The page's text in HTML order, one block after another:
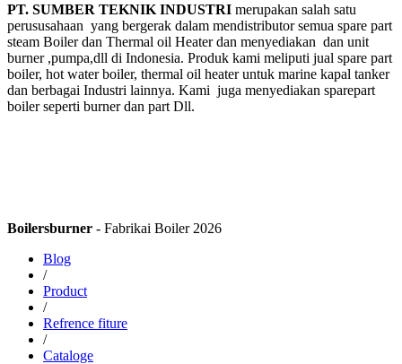
PT. SUMBER TEKNIK INDUSTRI merupakan salah satu
perususahaan yang bergerak dalam mendistributor semua spare part
steam Boiler dan Thermal oil Heater dan menyediakan dan unit
burner ,pumpa,dll di Indonesia. Produk kami meliputi jual spare part
boiler, hot water boiler, thermal oil heater untuk marine kapal tanker
dan berbagai Industri lainnya. Kami juga menyediakan sparepart
boiler seperti burner dan part Dll.
Boilersburner - Fabrikai Boiler 2026
Blog
/
Product
/
Refrence fiture
/
Cataloge